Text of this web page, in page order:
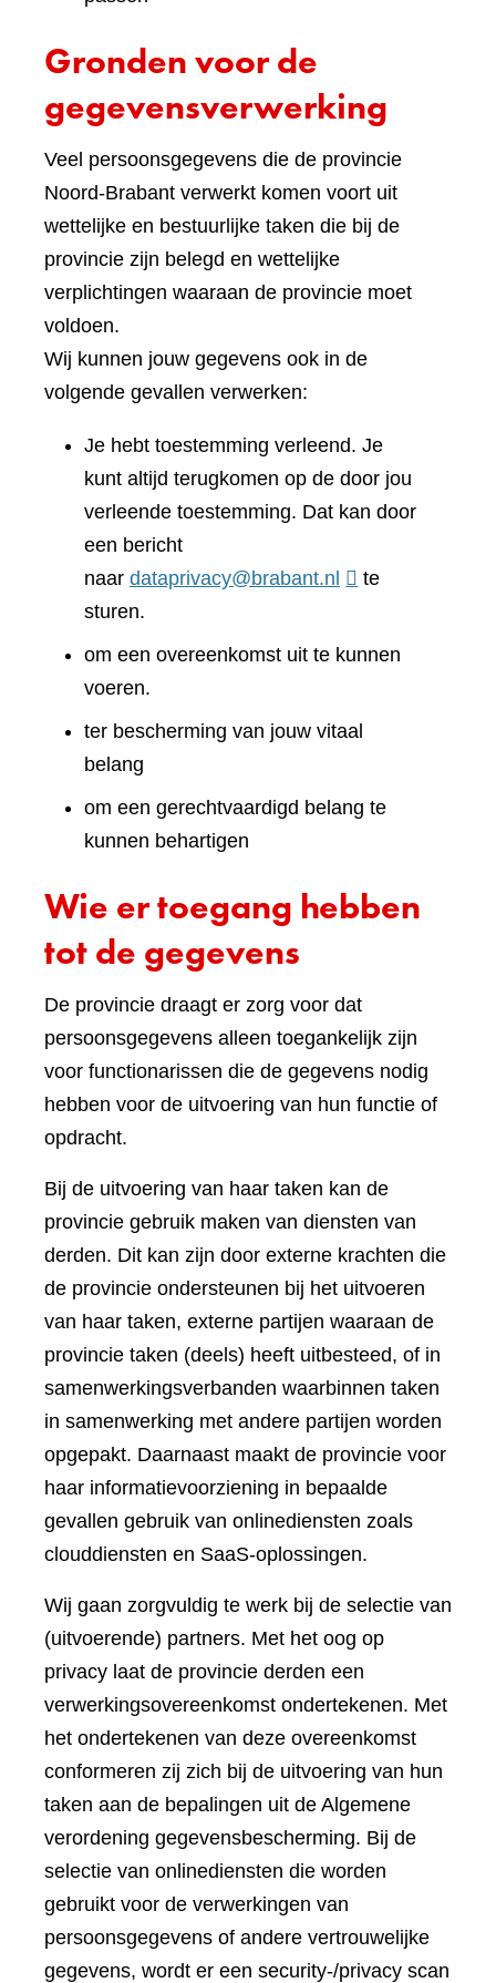
Gronden voor de
gegevensverwerking
Veel persoonsgegevens die de provincie
Noord-Brabant verwerkt komen voort uit
wettelijke en bestuurlijke taken die bij de
provincie zijn belegd en wettelijke
verplichtingen waaraan de provincie moet
voldoen.
Wij kunnen jouw gegevens ook in de
volgende gevallen verwerken:
Je hebt toestemming verleend. Je
kunt altijd terugkomen op de door jou
verleende toestemming. Dat kan door
een bericht
naar dataprivacy@brabant.nl
te
sturen.
om een overeenkomst uit te kunnen
voeren.
ter bescherming van jouw vitaal
belang
om een gerechtvaardigd belang te
kunnen behartigen
Wie er toegang hebben
tot de gegevens
De provincie draagt er zorg voor dat
persoonsgegevens alleen toegankelijk zijn
voor functionarissen die de gegevens nodig
hebben voor de uitvoering van hun functie of
opdracht.
Bij de uitvoering van haar taken kan de
provincie gebruik maken van diensten van
derden. Dit kan zijn door externe krachten die
de provincie ondersteunen bij het uitvoeren
van haar taken, externe partijen waaraan de
provincie taken (deels) heeft uitbesteed, of in
samenwerkingsverbanden waarbinnen taken
in samenwerking met andere partijen worden
opgepakt. Daarnaast maakt de provincie voor
haar informatievoorziening in bepaalde
gevallen gebruik van onlinediensten zoals
clouddiensten en SaaS-oplossingen.
Wij gaan zorgvuldig te werk bij de selectie van
(uitvoerende) partners. Met het oog op
privacy laat de provincie derden een
verwerkingsovereenkomst ondertekenen. Met
het ondertekenen van deze overeenkomst
conformeren zij zich bij de uitvoering van hun
taken aan de bepalingen uit de Algemene
verordening gegevensbescherming. Bij de
selectie van onlinediensten die worden
gebruikt voor de verwerkingen van
persoonsgegevens of andere vertrouwelijke
gegevens, wordt er een security-/privacy scan